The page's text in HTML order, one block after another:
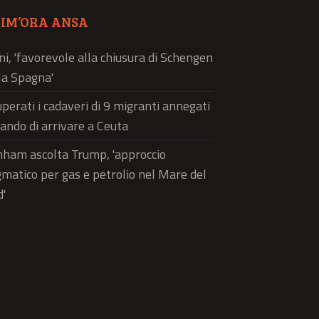
ANSA
'favorevole alla chiusura di Schengen
Spagna'
i cadaveri di 9 migranti annegati
di arrivare a Ceuta
ascolta Trump, 'approccio
per gas e petrolio nel Mare del